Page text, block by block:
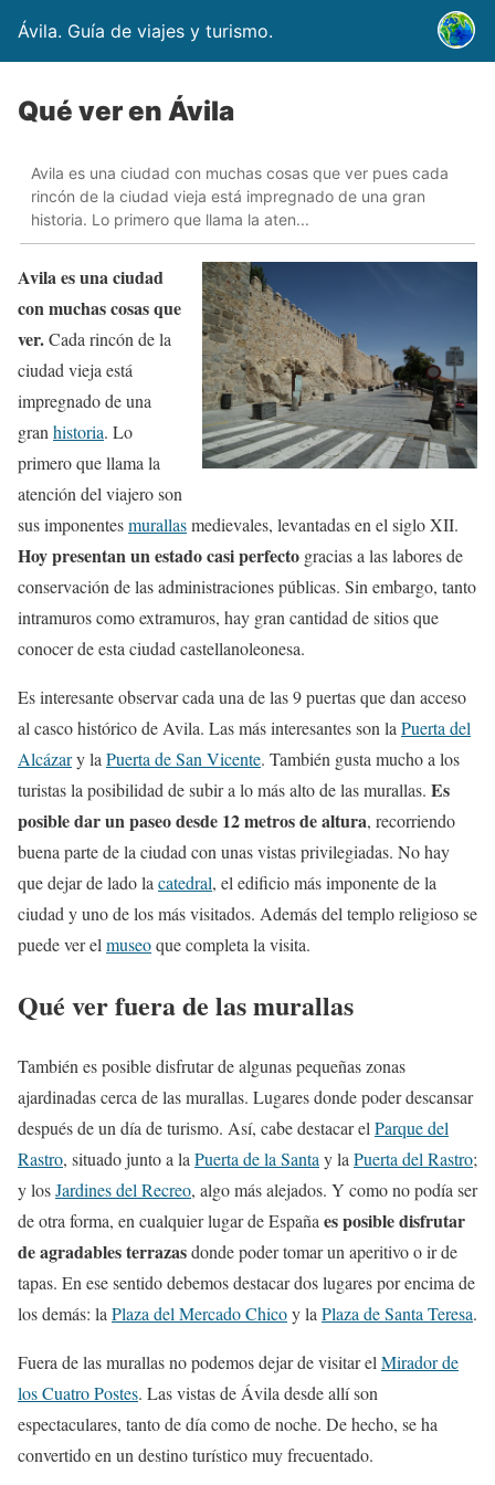
Ávila. Guía de viajes y turismo.
Qué ver en Ávila
Avila es una ciudad con muchas cosas que ver pues cada
rincón de la ciudad vieja está impregnado de una gran
historia. Lo primero que llama la aten...
Avila es una ciudad
con muchas cosas que
ver.Cada rincón de la
ciudad vieja está
impregnado de una
gran historia. Lo
primero que llama la
atención del viajero son
sus imponentesmurallasmedievales, levantadas en el siglo XII.
Hoy presentan un estado casi perfecto gracias a las labores de
conservación de las administraciones públicas. Sin embargo, tanto
intramuros como extramuros, hay gran cantidad de sitios que
conocer de esta ciudad castellanoleonesa.
Es interesante observar cada una de las 9 puertas que dan acceso
al casco histórico de Avila. Las más interesantes son la Puerta del
Alcázary la Puerta de San Vicente. También gusta mucho a los
turistas la posibilidad de subir a lo más alto de las murallas. Es
posible dar un paseo desde 12 metros de altura, recorriendo
buena parte de la ciudad con unas vistas privilegiadas. No hay
que dejar de lado la catedral, el edificio más imponente de la
ciudad y uno de los más visitados. Además del templo religioso se
puede ver el museoque completa la visita.
Qué ver fuera de las murallas
También es posible disfrutar de algunas pequeñas zonas
ajardinadas cerca de las murallas. Lugares donde poder descansar
después de un día de turismo. Así, cabe destacar el Parque del
Rastro, situado junto a la Puerta de la Santa y la Puerta del Rastro;
y losJardines del Recreo, algo más alejados. Y como no podía ser
de otra forma, en cualquier lugar de España es posible disfrutar
de agradables terrazasdonde poder tomar un aperitivo o ir de
tapas. En ese sentido debemos destacar dos lugares por encima de
los demás: la Plaza del Mercado Chicoy la Plaza de Santa Teresa.
Fuera de las murallas no podemos dejar de visitar el Mirador de
los Cuatro Postes. Las vistas de Ávila desde allí son
espectaculares, tanto de día como de noche. De hecho, se ha
convertido en un destino turístico muy frecuentado.